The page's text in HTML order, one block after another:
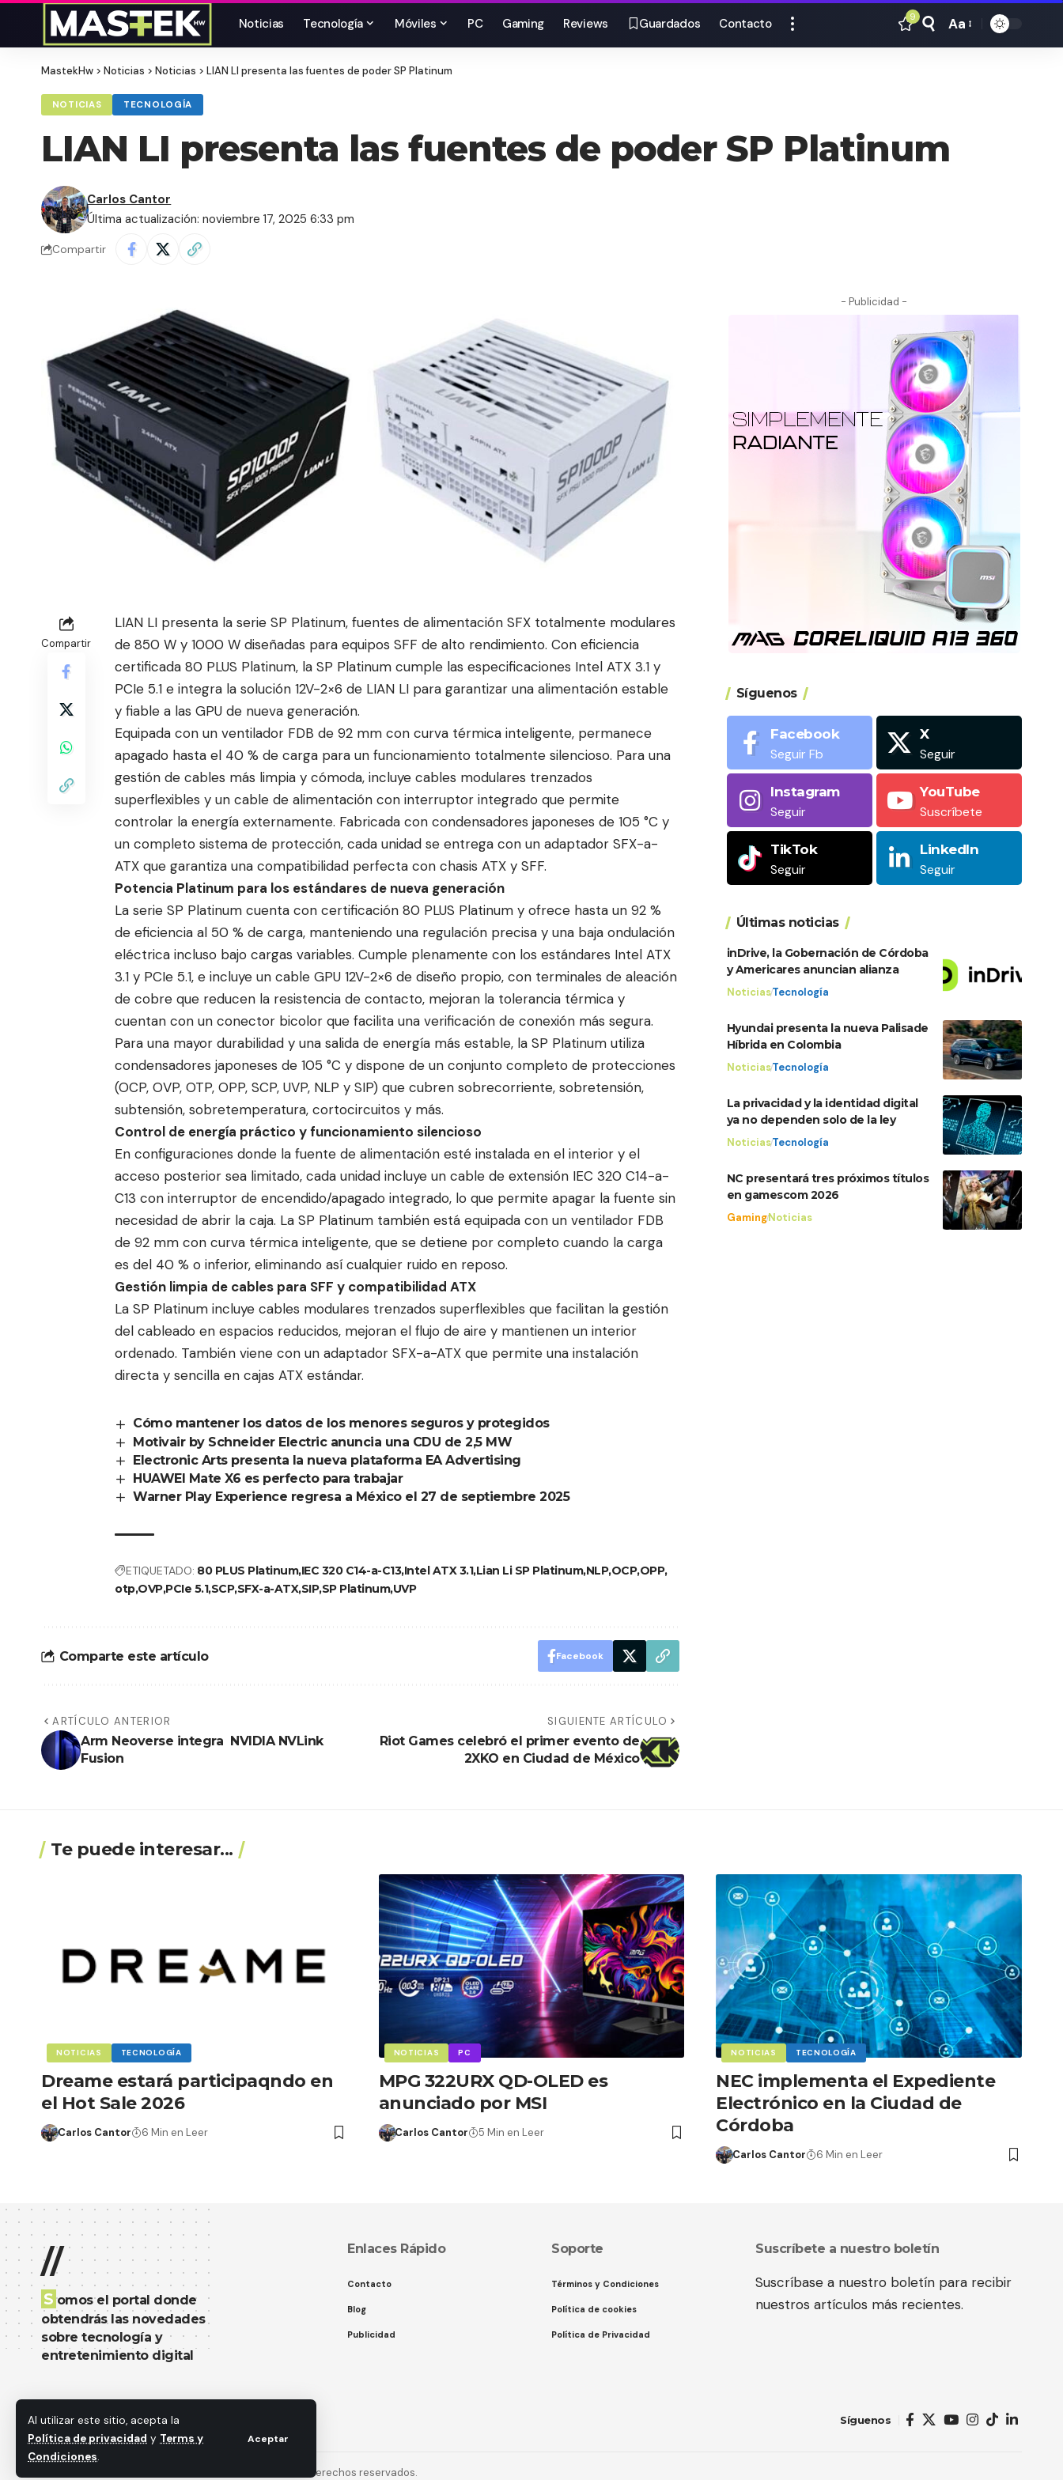
Al utilizar este sitio, acepta la
Política de privacidad y Terms y
Condiciones.
Aceptar
Noticias Tecnología Móviles PC Gaming Reviews Guardados Contacto 9
Tamaño
Aa
MastekHw > Noticias > Noticias > LIAN LI presenta las fuentes de poder SP Platinum
NOTICIAS TECNOLOGÍA
LIAN LI presenta las fuentes de poder SP Platinum
Última actualización: noviembre 17, 2025 6:33 pm
Carlos Cantor
Compartir
Compartir
LIAN LI presenta la serie SP Platinum, fuentes de alimentación SFX totalmente modulares
de 850 W y 1000 W diseñadas para equipos SFF de alto rendimiento. Con eficiencia
certificada 80 PLUS Platinum, la SP Platinum cumple las especificaciones Intel ATX 3.1 y
PCIe 5.1 e integra la solución 12V-2×6 de LIAN LI para garantizar una alimentación estable
y fiable a las GPU de nueva generación.
Equipada con un ventilador FDB de 92 mm con curva térmica inteligente, permanece
apagado hasta el 40 % de carga para un funcionamiento totalmente silencioso. Para una
gestión de cables más limpia y cómoda, incluye cables modulares trenzados
superflexibles y un cable de alimentación con interruptor integrado que permite
controlar la energía externamente. Fabricada con condensadores japoneses de 105 °C y
un completo sistema de protección, cada unidad se entrega con un adaptador SFX-a-
ATX que garantiza una compatibilidad perfecta con chasis ATX y SFF.
Potencia Platinum para los estándares de nueva generación
La serie SP Platinum cuenta con certificación 80 PLUS Platinum y ofrece hasta un 92 %
de eficiencia al 50 % de carga, manteniendo una regulación precisa y una baja ondulación
eléctrica incluso bajo cargas variables. Cumple plenamente con los estándares Intel ATX
3.1 y PCIe 5.1, e incluye un cable GPU 12V-2×6 de diseño propio, con terminales de aleación
de cobre que reducen la resistencia de contacto, mejoran la tolerancia térmica y
cuentan con un conector bicolor que facilita una verificación de conexión más segura.
Para una mayor durabilidad y una salida de energía más estable, la SP Platinum utiliza
condensadores japoneses de 105 °C y dispone de un conjunto completo de protecciones
(OCP, OVP, OTP, OPP, SCP, UVP, NLP y SIP) que cubren sobrecorriente, sobretensión,
subtensión, sobretemperatura, cortocircuitos y más.
Control de energía práctico y funcionamiento silencioso
En configuraciones donde la fuente de alimentación esté instalada en el interior y el
acceso posterior sea limitado, cada unidad incluye un cable de extensión IEC 320 C14-a-
C13 con interruptor de encendido/apagado integrado, lo que permite apagar la fuente sin
necesidad de abrir la caja. La SP Platinum también está equipada con un ventilador FDB
de 92 mm con curva térmica inteligente, que se detiene por completo cuando la carga
es del 40 % o inferior, eliminando así cualquier ruido en reposo.
Gestión limpia de cables para SFF y compatibilidad ATX
La SP Platinum incluye cables modulares trenzados superflexibles que facilitan la gestión
del cableado en espacios reducidos, mejoran el flujo de aire y mantienen un interior
ordenado. También viene con un adaptador SFX-a-ATX que permite una instalación
directa y sencilla en cajas ATX estándar.
Cómo mantener los datos de los menores seguros y protegidos
Motivair by Schneider Electric anuncia una CDU de 2,5 MW
Electronic Arts presenta la nueva plataforma EA Advertising
HUAWEI Mate X6 es perfecto para trabajar
Warner Play Experience regresa a México el 27 de septiembre 2025
ETIQUETADO: 80 PLUS PlatinumIEC 320 C14-a-C13Intel ATX 3.1Lian Li SP PlatinumNLPOCPOPP
otpOVPPCIe 5.1SCPSFX-a-ATXSIPSP PlatinumUVP
Comparte este artículo Facebook
ARTÍCULO ANTERIOR
Arm Neoverse integra NVIDIA NVLink
Fusion
SIGUIENTE ARTÍCULO
Riot Games celebró el primer evento de
2XKO en Ciudad de México
- Publicidad -
Síguenos
Facebook
Seguir Fb
X
Seguir
Instagram
Seguir
YouTube
Suscríbete
TikTok
Seguir
LinkedIn
Seguir
Últimas noticias
inDrive, la Gobernación de Córdoba
y Americares anuncian alianza
NoticiasTecnología
Hyundai presenta la nueva Palisade
Híbrida en Colombia
NoticiasTecnología
La privacidad y la identidad digital
ya no dependen solo de la ley
NoticiasTecnología
NC presentará tres próximos títulos
en gamescom 2026
GamingNoticias
Te puede interesar...
NOTICIAS TECNOLOGÍA
Dreame estará participaqndo en
el Hot Sale 2026
Carlos Cantor 6 Min en Leer
NOTICIAS PC
MPG 322URX QD-OLED es
anunciado por MSI
Carlos Cantor 5 Min en Leer
NOTICIAS TECNOLOGÍA
NEC implementa el Expediente
Electrónico en la Ciudad de
Córdoba
Carlos Cantor 6 Min en Leer
//
S omos el portal donde
obtendrás las novedades
sobre tecnología y
entretenimiento digital
Enlaces Rápido
Contacto
Blog
Publicidad
Soporte
Términos y Condiciones
Política de cookies
Política de Privacidad
Suscríbete a nuestro boletín
Suscríbase a nuestro boletín para recibir
nuestros artículos más recientes.
Síguenos
© 2018 MastekHw Service International. LLc. Todos los derechos reservados.